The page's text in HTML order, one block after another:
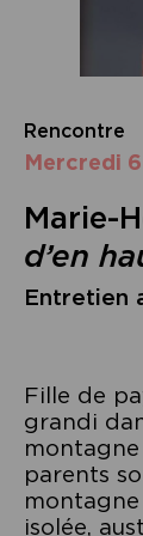
Rencontre
mercredi
Marie-
d’en
Entretien
Fille de
grandi
parents
isolée,